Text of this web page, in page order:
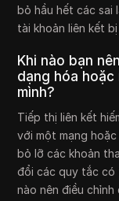
bỏ hầu hết các sai
tài khoản liên kết
Khi nào bạn
dạng hóa hoặc
mình?
Tiếp thị liên kết
với một mạng
bỏ lỡ các khoản
đổi các quy tắc có
nào nên điều